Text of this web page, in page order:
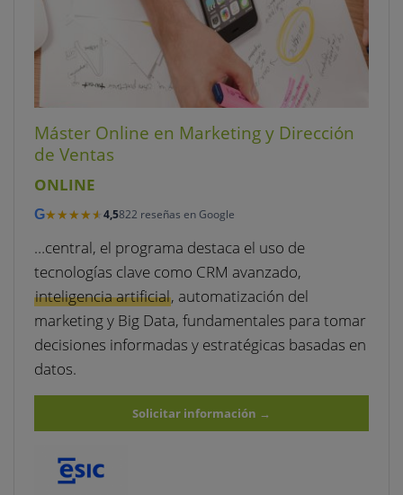
Máster Online en Marketing y Dirección
de Ventas
ONLINE
G★★★★★
★★★★★ 4,5822 reseñas en Google
…central, el programa destaca el uso de
tecnologías clave como CRM avanzado,
inteligencia artificial, automatización del
marketing y Big Data, fundamentales para tomar
decisiones informadas y estratégicas basadas en
datos.
Solicitar información →